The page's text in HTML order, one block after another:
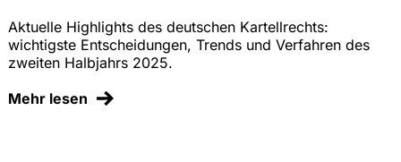
Aktuelle Highlights des deutschen Kartellrechts:
wichtigste Entscheidungen, Trends und Verfahren des
zweiten Halbjahrs 2025.
Mehr lesen